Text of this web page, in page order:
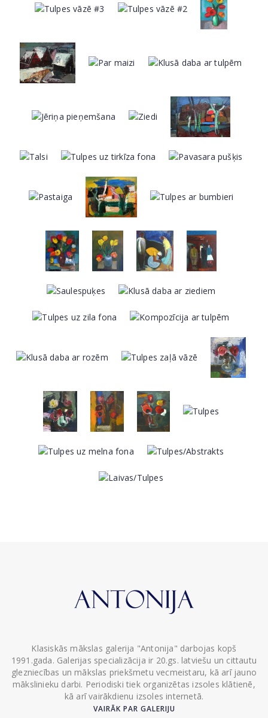
Klasiskās mākslas galerija "Antonija" darbojas kopš
1991.gada. Galerijas specializācija ir 20.gs. latviešu un cittautu
glezniecības un mākslas priekšmetu vecmeistaru, kā arī jauno
mākslinieku darbi. Periodiski tiek organizētas izsoles klātienē,
kā arī vairākdienu izsoles internetā.
VAIRĀK PAR GALERIJU